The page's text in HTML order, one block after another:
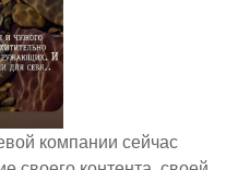
компании сейчас